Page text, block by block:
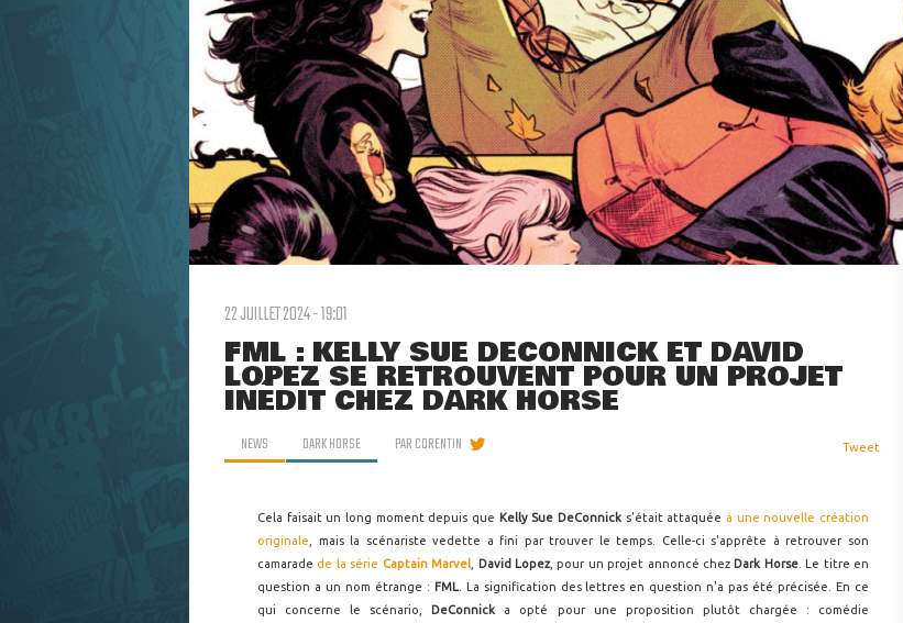
22 JUILLET 2024 - 19:01
FML : KELLY SUE DECONNICK ET DAVID
LOPEZ SE RETROUVENT POUR UN PROJET
INÉDIT CHEZ DARK HORSE
NEWS DARK HORSE PARCORENTIN Tweet
Cela faisait un long moment depuis que Kelly Sue DeConnick s'était attaquée à une nouvelle création
originale , mais la scénariste vedette a fini par trouver le temps. Celle-ci s'apprête à retrouver son
camarade de la série Captain Marvel David Lopez, pour un projet annoncé chez Dark Horse. Le titre en
question a un nom étrange : FML. La signification des lettres en question n'a pas été précisée. En ce
qui concerne le scénario, DeConnick a opté pour une proposition plutôt chargée : comédie